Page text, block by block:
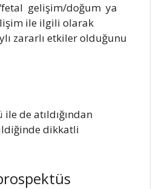
gelişim/doğum ya
ile ilgili olarak
zararlı etkiler olduğunu
de atıldığından
dikkatli